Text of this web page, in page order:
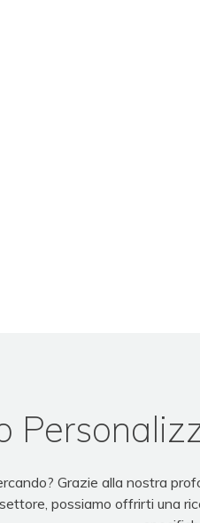
Grazie alla nostra
possiamo offrirti una